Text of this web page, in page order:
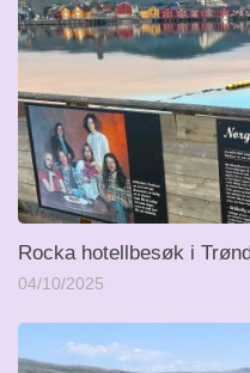
Rocka hotellbesøk i
04/10/2025